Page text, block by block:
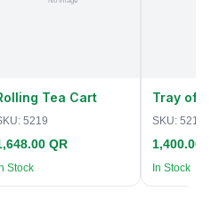
Tea Cart
5219
QR
Stock
Tray of
SKU: 5218
1,400.00
In Stock